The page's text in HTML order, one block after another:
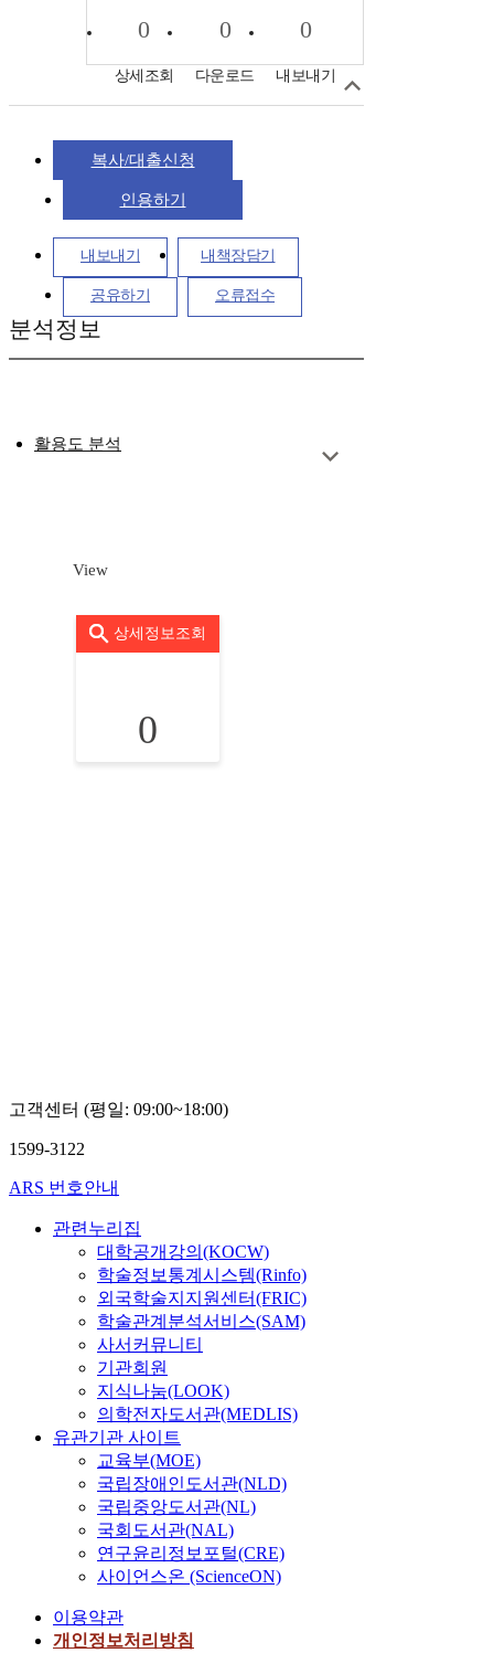
0
상세조회
0
다운로드
0
내보내기
복사/대출신청
인용하기
내보내기 내책장담기
공유하기 오류접수
분석정보
활용도 분석
View
상세정보조회
0
고객센터 (평일: 09:00~18:00)
1599-3122
ARS 번호안내
관련누리집
대학공개강의(KOCW)
학술정보통계시스템(Rinfo)
외국학술지지원센터(FRIC)
학술관계분석서비스(SAM)
사서커뮤니티
기관회원
지식나눔(LOOK)
의학전자도서관(MEDLIS)
유관기관 사이트
교육부(MOE)
국립장애인도서관(NLD)
국립중앙도서관(NL)
국회도서관(NAL)
연구윤리정보포털(CRE)
사이언스온 (ScienceON)
이용약관
개인정보처리방침